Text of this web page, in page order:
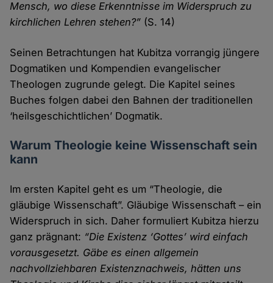
Mensch, wo diese Erkenntnisse im Widerspruch zu
kirchlichen Lehren stehen?” (S. 14)
Seinen Betrachtungen hat Kubitza vorrangig jüngere
Dogmatiken und Kompendien evangelischer
Theologen zugrunde gelegt. Die Kapitel seines
Buches folgen dabei den Bahnen der traditionellen
‘heilsgeschichtlichen’ Dogmatik.
Warum Theologie keine Wissenschaft sein
kann
Im ersten Kapitel geht es um “Theologie, die
gläubige Wissenschaft”. Gläubige Wissenschaft – ein
Widerspruch in sich. Daher formuliert Kubitza hierzu
ganz prägnant: “Die Existenz ‘Gottes’ wird einfach
vorausgesetzt. Gäbe es einen allgemein
nachvollziehbaren Existenznachweis, hätten uns